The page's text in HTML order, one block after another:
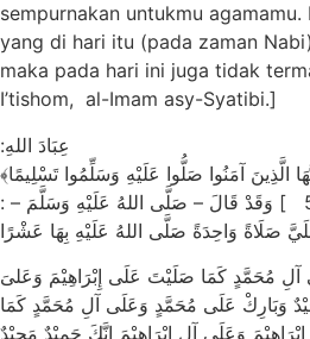
sempurnakan untukmu agamamu.
yang di hari itu (pada zaman
maka pada hari ini juga tidak
I’tishom, al-Imam asy-Syatibi.]
عِبَادَ اللهِ:
الَّذِينَ آمَنُوا صَلُّوا عَلَيْهِ وَسَلِّمُوا تَسْلِيمًا﴾
[الأحزاب: 56 ] وَقَدْ قَالَ – صَلَّى اللهُ عَلَيْهِ وَسَلَّمَ – :
مُحَمَّدٍ كَمَا صَلَيْتَ عَلَى إِبْرَاهِيْمَ وَعَلىَ
وَبَارِكْ عَلَى مُحَمَّدٍ وَعَلَى آلِ مُحَمَّدٍ كَمَا